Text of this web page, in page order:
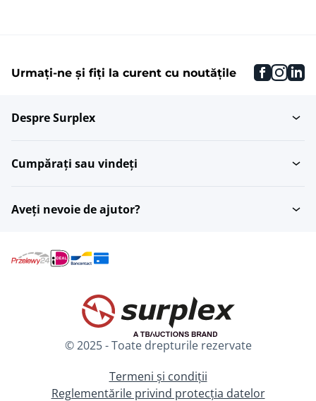
Aparate de transat carne
Alte echipamente de
procesat...
Urmați-ne și fiți la curent cu noutățile
Despre Surplex
Cumpărați sau vindeți
Aveți nevoie de ajutor?
© 2025 - Toate drepturile rezervate
Termeni și condiții
Reglementările privind protecția datelor